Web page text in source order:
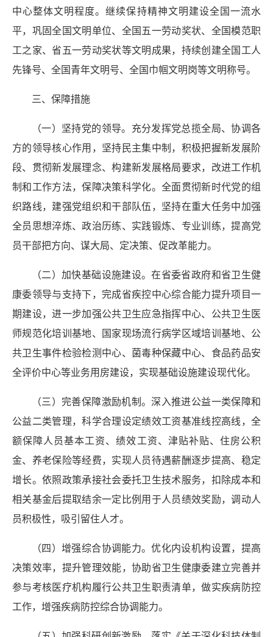
中心整体文明程度。继续保持精神文明建设全国一流水
平，巩固全国文明单位、全国五一劳动奖状、全国模范职
工之家、省五一劳动奖状等文明成果，持续创建全国工人
先锋号、全国青年文明号、全国巾帼文明岗等文明称号。
三、保障措施
（一）坚持党的领导。充分发挥党总揽全局、协调各
方的领导核心作用，坚持民主集中制，积极把握新发展阶
段、贯彻新发展理念、构建新发展格局要求，改进工作机
制和工作方法，保障决策科学化。全面贯彻新时代党的组
织路线，建强党组织和干部队伍，坚持在重大任务中加强
全员思想淬炼、政治历练、实践锻炼、专业训练，提高党
员干部把方向、谋大局、定决策、促改革能力。
（二）加快基础设施建设。在省委省政府和省卫生健
康委领导与支持下，完成省疾控中心综合能力提升项目一
期建设，进一步加强公共卫生应急指挥中心、公共卫生医
师规范化培训基地、国家现场流行病学区域培训基地、公
共卫生事件检验检测中心、菌毒种保藏中心、食品药品安
全评价中心等业务用房建设，实现基础设施建设现代化。
（三）完善保障激励机制。深入推进公益一类保障和
公益二类管理，科学合理设定绩效工资基准线控高线，全
额保障人员基本工资、绩效工资、津贴补贴、住房公积
金、养老保险等经费，实现人员待遇薪酬逐步提高、稳定
增长。依照政策承接社会委托卫生技术服务，扣除成本和
相关基金后提取结余一定比例用于人员绩效奖励，调动人
员积极性，吸引留住人才。
（四）增强综合协调能力。优化内设机构设置，提高
决策效率，提升管理效能，协助省卫生健康委建立完善并
参与考核医疗机构履行公共卫生职责清单，做实疾病防控
工作，增强疾病防控综合协调能力。